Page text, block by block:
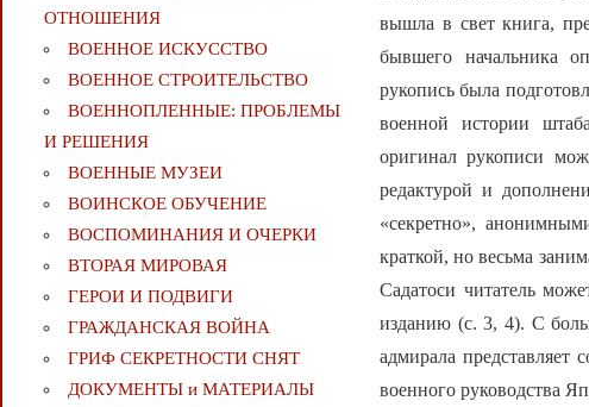
вышла в свет книга,
бывшего начальника
рукопись была
военной истории
оригинал рукописи
редактурой и
«секретно»,
краткой, но весьма
Садатоси читатель
изданию (с. 3, 4). С
адмирала представляет
военного руководства
ОТНОШЕНИЯ
ВОЕННОЕ ИСКУССТВО
ВОЕННОЕ СТРОИТЕЛЬСТВО
ВОЕННОПЛЕННЫЕ: ПРОБЛЕМЫ
И РЕШЕНИЯ
ВОЕННЫЕ МУЗЕИ
ВОИНСКОЕ ОБУЧЕНИЕ
ВОСПОМИНАНИЯ И ОЧЕРКИ
ВТОРАЯ МИРОВАЯ
ГЕРОИ И ПОДВИГИ
ГРАЖДАНСКАЯ ВОЙНА
ГРИФ СЕКРЕТНОСТИ СНЯТ
ДОКУМЕНТЫ и МАТЕРИАЛЫ